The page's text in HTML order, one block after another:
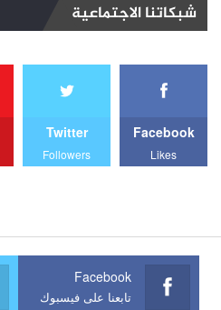
شبكاتنا الاجتماعية
Facebook
Likes
Twitter
Followers
Facebook
تابعنا على فيسبوك